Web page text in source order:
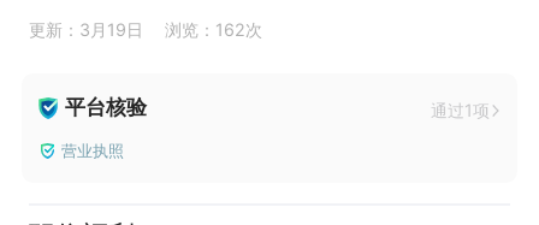
更新：3月19日 浏览：162次
平台核验 通过1项
营业执照